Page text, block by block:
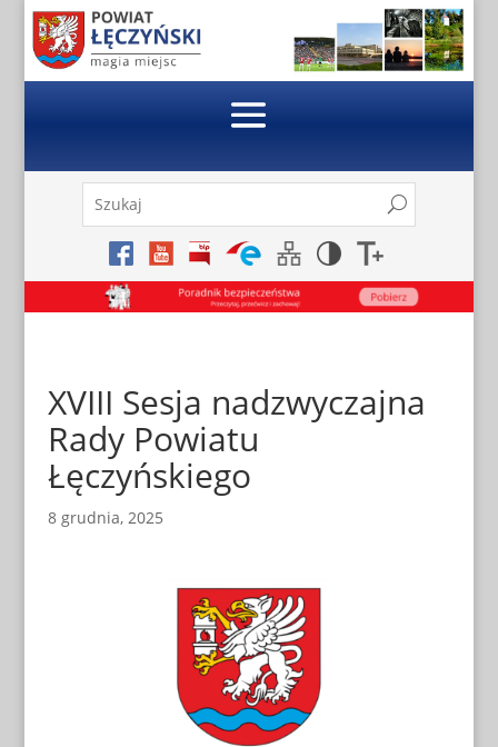
Skip
content
for...
XVIII Sesja nadzwyczajna
Rady Powiatu
Łęczyńskiego
8 grudnia, 2025